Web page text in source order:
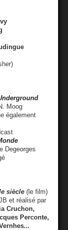
Moog
également
Degeorges
siècle (le film)
et réalisé par
Cruchon,
Perconte,
...